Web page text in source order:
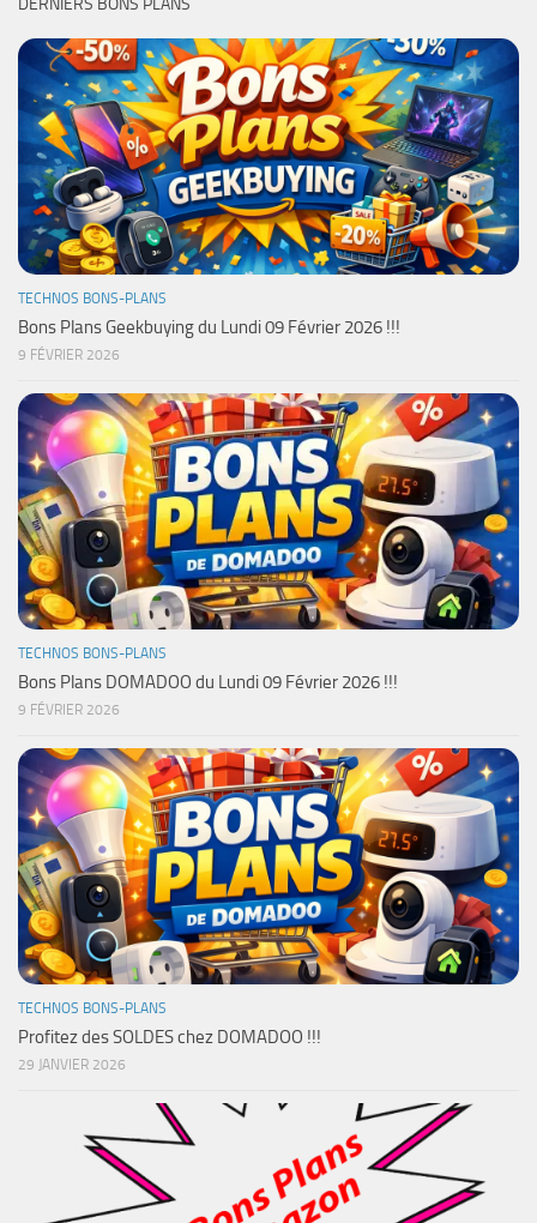
DERNIERS BONS PLANS
TECHNOS BONS-PLANS
Bons Plans Geekbuying du Lundi 09 Février 2026 !!!
9 FÉVRIER 2026
TECHNOS BONS-PLANS
Bons Plans DOMADOO du Lundi 09 Février 2026 !!!
9 FÉVRIER 2026
TECHNOS BONS-PLANS
Profitez des SOLDES chez DOMADOO !!!
29 JANVIER 2026